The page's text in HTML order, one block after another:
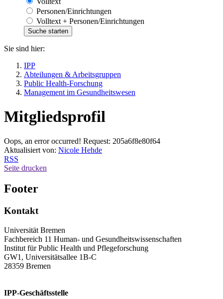
Personen/Einrichtungen
Volltext + Personen/Einrichtungen
Sie sind hier:
IPP
Abteilungen & Arbeitsgruppen
Public Health-Forschung
Management im Gesundheitswesen
Mitgliedsprofil
Oops, an error occurred! Request: 205a6f8e80f64
Aktualisiert von: Nicole Hehde
RSS
Seite drucken
Footer
Kontakt
Universität Bremen
Fachbereich 11 Human- und Gesundheitswissenschaften
Institut für Public Health und Pflegeforschung
GW1, Universitätsallee 1B-C
28359 Bremen
IPP-Geschäftsstelle